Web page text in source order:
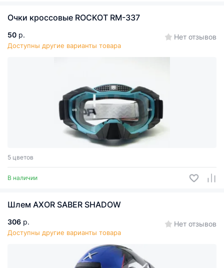
Очки кроссовые ROCKOT RM-337
50 р.
Доступны другие варианты товара
Нет отзывов
5 цветов
В наличии
Шлем AXOR SABER SHADOW
306 р.
Доступны другие варианты товара
Нет отзывов